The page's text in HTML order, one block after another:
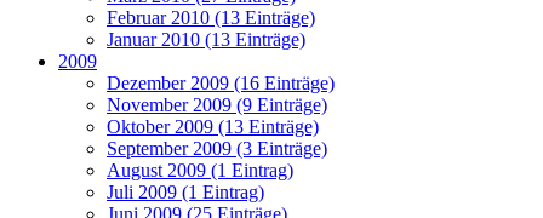
Februar 2010 (13 Einträge)
Januar 2010 (13 Einträge)
2009
Dezember 2009 (16 Einträge)
November 2009 (9 Einträge)
Oktober 2009 (13 Einträge)
September 2009 (3 Einträge)
August 2009 (1 Eintrag)
Juli 2009 (1 Eintrag)
Juni 2009 (25 Einträge)